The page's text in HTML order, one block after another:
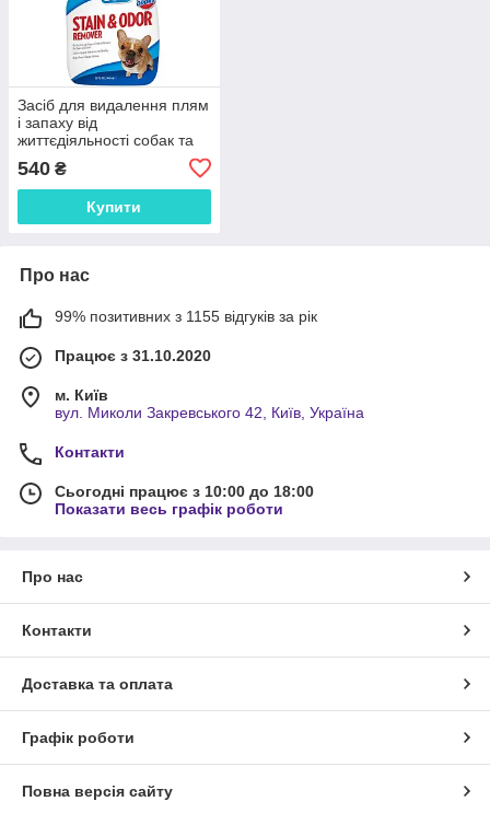
Засіб для видалення плям
і запаху від
життєдіяльності собак та
Remover 945 мл
540 ₴
Купити
Про нас
99% позитивних з 1155 відгуків за рік
Працює з 31.10.2020
м. Київ
вул. Миколи Закревського 42, Київ, Україна
Контакти
Сьогодні працює з 10:00 до 18:00
Показати весь графік роботи
Про нас
Контакти
Доставка та оплата
Графік роботи
Повна версія сайту